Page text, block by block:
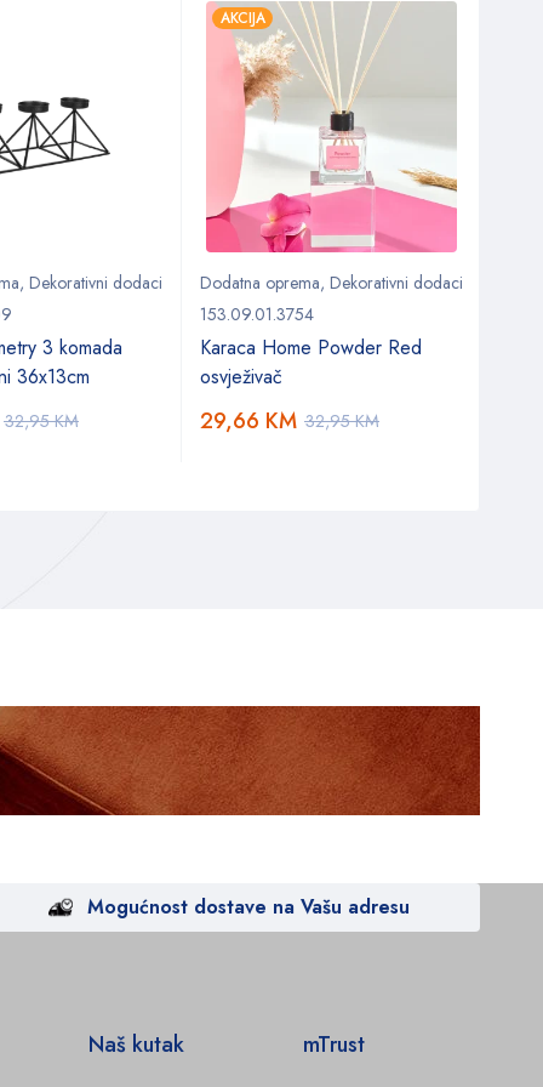
, Dekorativni dodaci
3 komada
36x13cm
32,95KM
AKCIJA
Dodatna oprema, Dekorativni dodaci
153.09.01.3754
Karaca Home Powder Red
osvježivač
32,95KM
29,66 KM
Mogućnost dostave na Vašu adresu
Naš kutak mTrust